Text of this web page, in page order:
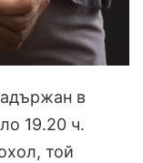
в
19.20 ч.
той